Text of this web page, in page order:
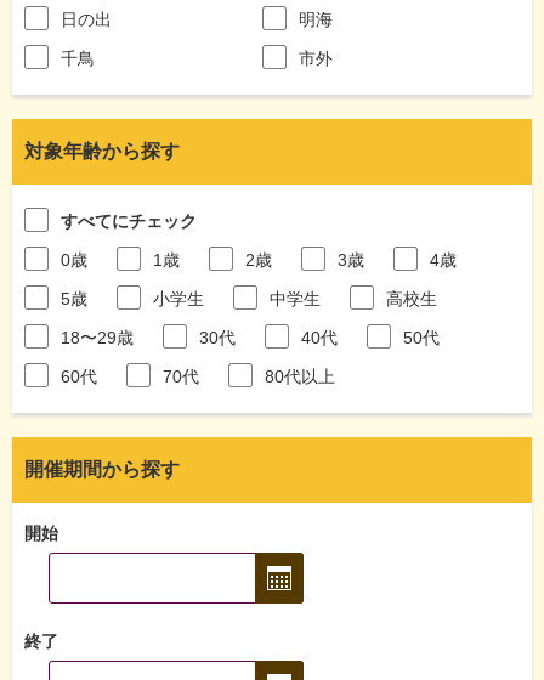
日の出
明海
千鳥
市外
対象年齢から探す
すべてにチェック
0歳
1歳 2歳 3歳
4歳
5歳
小学生 中学生
高校生
18〜29歳
30代 40代
50代
60代
70代 80代以上
開催期間から探す
開始
終了